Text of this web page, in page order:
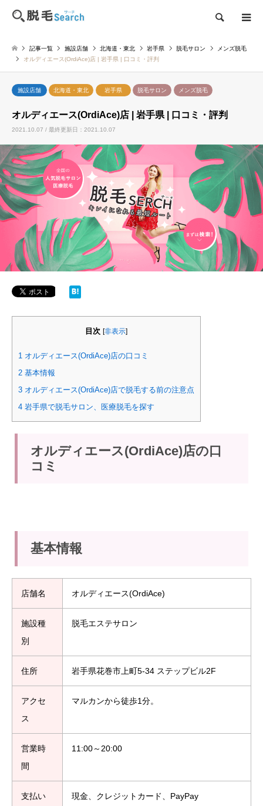
検索
記事一覧 施設店舗 北海道・東北 岩手県 脱毛サロン
メンズ脱毛
オルディエース(OrdiAce)店 | 岩手県 | 口コミ・評判
施設店舗 北海道・東北 岩手県 脱毛サロン メンズ脱毛
オルディエース(OrdiAce)店 | 岩手県 | 口コミ・評判
2021.10.07 / 最終更新日：2021.10.07
目次 [非表示]
1 オルディエース(OrdiAce)店の口コミ
2 基本情報
3 オルディエース(OrdiAce)店で脱毛する前の注意点
4 岩手県で脱毛サロン、医療脱毛を探す
オルディエース(OrdiAce)店の口
コミ
基本情報
店舗名 オルディエース(OrdiAce)
施設種
別
脱毛エステサロン
住所 岩手県花巻市上町5-34 ステップビル2F
アクセ
ス
マルカンから徒歩1分。
営業時
間
11:00～20:00
支払い
現金、クレジットカード、PayPay